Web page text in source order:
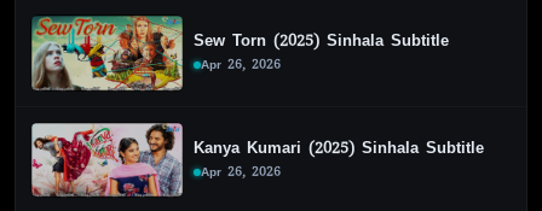
Sew Torn (2025) Sinhala Subtitle
Apr 26, 2026
Kanya Kumari (2025) Sinhala Subtitle
Apr 26, 2026